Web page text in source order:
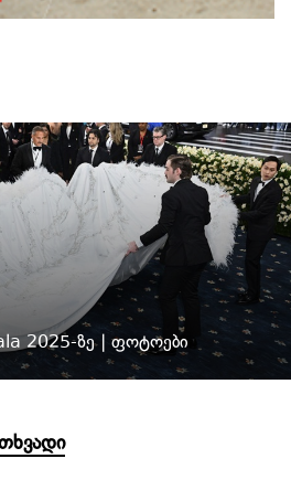
2025-ზე | ფოტოები